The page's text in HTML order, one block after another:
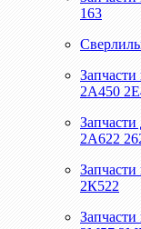
163
2А450
Запчасти
2А622
2К522